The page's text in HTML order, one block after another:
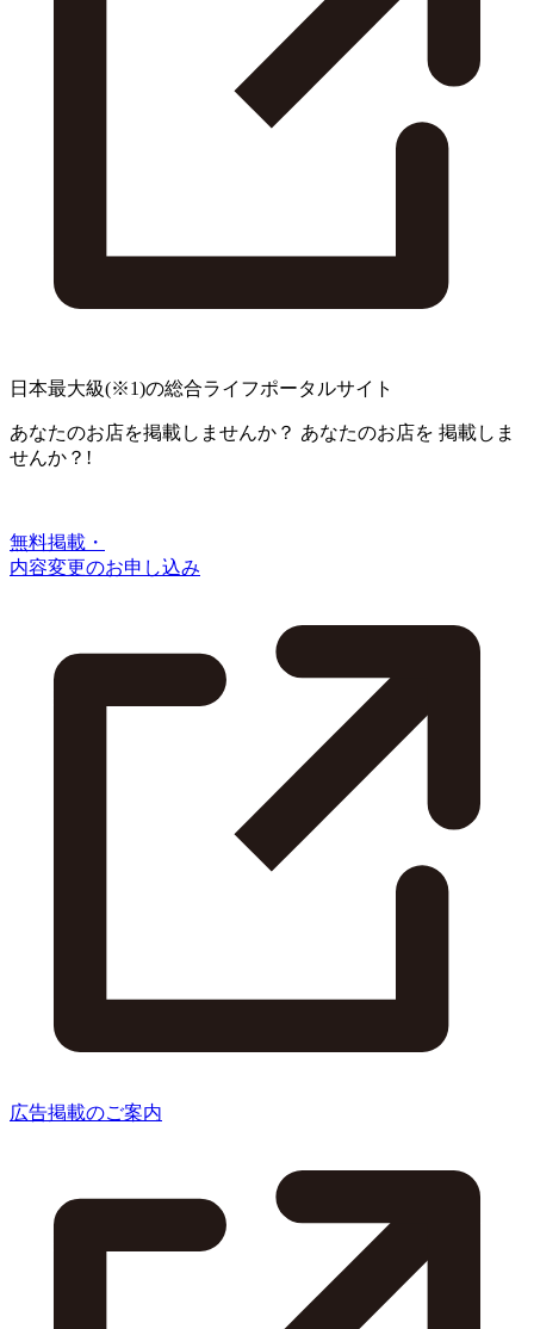
日本最大級(※1)の総合ライフポータルサイト
あなたのお店を掲載しませんか？ あなたのお店を 掲載しま
せんか？!
無料掲載・
内容変更のお申し込み
広告掲載のご案内